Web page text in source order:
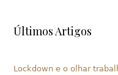
Últimos Artigos
Lockdown e o olhar